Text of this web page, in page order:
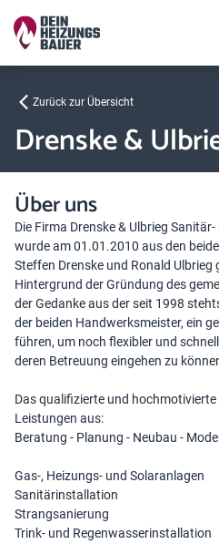
Zurück zur Übersicht
Drenske &
Über uns
Die Firma Drenske & Ulbrieg
wurde am 01.01.2010 aus den
Steffen Drenske und Ronald Ulbrieg
Hintergrund der Gründung des
der Gedanke aus der seit 1998
der beiden Handwerksmeister, ein
führen, um noch flexibler und
deren Betreuung eingehen zu
Das qualifizierte und
Leistungen aus:
Beratung - Planung - Neubau -
Gas-, Heizungs- und Solaranlagen
Sanitärinstallation
Strangsanierung
Trink- und Regenwasserinstallation